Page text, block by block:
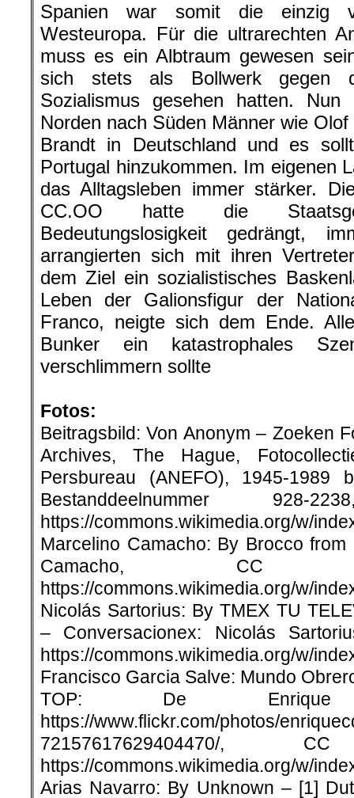
Spanien war somit die einzig
Westeuropa. Für die ultrarechten
muss es ein Albtraum gewesen
sich stets als Bollwerk gegen
Sozialismus gesehen hatten.
Norden nach Süden Männer wie
Brandt in Deutschland und es
Portugal hinzukommen. Im eigenen
das Alltagsleben immer stärker.
CC.OO hatte die
Bedeutungslosigkeit gedrängt,
arrangierten sich mit ihren
dem Ziel ein sozialistisches
Leben der Galionsfigur der
Franco, neigte sich dem Ende.
Bunker ein katastrophales
verschlimmern sollte
Fotos:
Beitragsbild: Von Anonym – Zoeken
Archives, The Hague,
Persbureau (ANEFO), 1945-1989
Bestanddeelnummer
https://commons.wikimedia.org/w/
Marcelino Camacho: By Brocco
Camacho, CC
https://commons.wikimedia.org/w/
Nicolás Sartorius: By TMEX TU
– Conversacionex: Nicolás
https://commons.wikimedia.org/w/
Francisco Garcia Salve: Mundo
TOP: De
https://www.flickr.com/photos/
72157617629404470/
https://commons.wikimedia.org/w/
Arias Navarro: By Unknown – [1]